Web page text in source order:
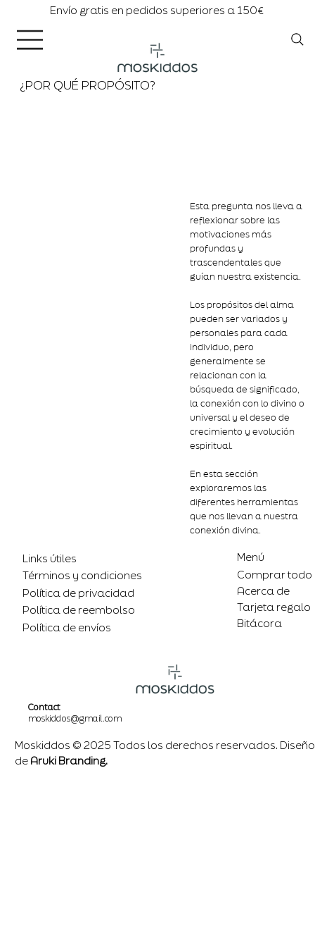
Envío gratis en pedidos superiores a 150€
¿POR QUÉ PROPÓSITO?
Esta pregunta nos lleva a
reflexionar sobre las
motivaciones más
profundas y
trascendentales que
guían nuestra existencia.
Los propósitos del alma
pueden ser variados y
personales para cada
individuo, pero
generalmente se
relacionan con la
búsqueda de significado,
la conexión con lo divino o
universal y el deseo de
crecimiento y evolución
espiritual.
En esta sección
exploraremos las
diferentes herramientas
que nos llevan a nuestra
conexión divina.
Links útiles
Términos y condiciones
Política de privacidad
Política de reembolso
Política de envíos
Menú
Comprar todo
Acerca de
Tarjeta regalo
Bitácora
Contact
moskiddos@gmail.com
Moskiddos © 2025 Todos los derechos reservados. Diseño
de Aruki Branding.